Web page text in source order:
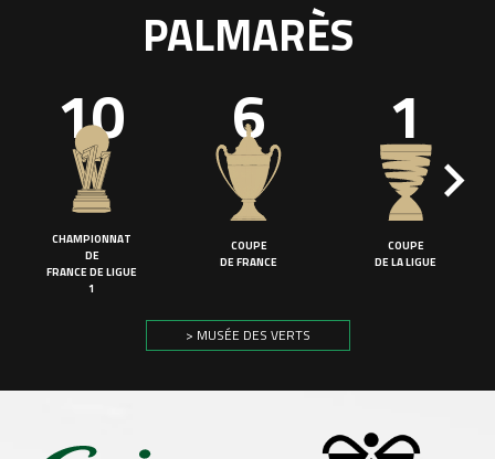
PALMARÈS
10
CHAMPIONNAT
DE
FRANCE DE LIGUE
1
6
COUPE
DE FRANCE
1
COUPE
DE LA LIGUE
> MUSÉE DES VERTS